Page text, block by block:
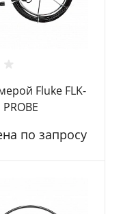
Fluke FLK-
по запросу